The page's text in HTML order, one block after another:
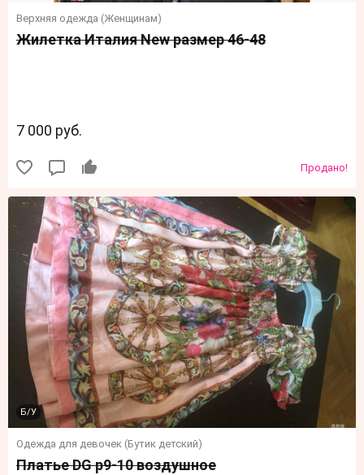
Верхняя одежда (Женщинам)
Жилетка Италия New размер 46-48
7 000 руб.
Продано!
Одежда для девочек (Бутик детский)
Б/У
Платье DG р9-10 воздушное